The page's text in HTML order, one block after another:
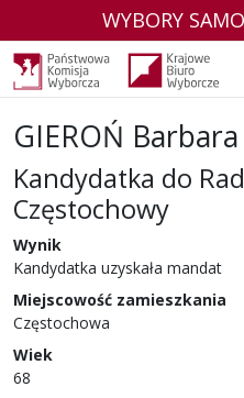
WYBORY
GIEROŃ
Kandydatka do
Częstochowy
w wyborach
Wynik
Kandydatka uzyskała mandat
Miejscowość zamieszkania
Częstochowa
Wiek
68